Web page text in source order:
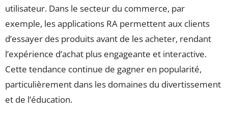
utilisateur. Dans le secteur du commerce, par
exemple, les applications RA permettent aux clients
d’essayer des produits avant de les acheter, rendant
l’expérience d’achat plus engageante et interactive.
Cette tendance continue de gagner en popularité,
particulièrement dans les domaines du divertissement
et de l’éducation.